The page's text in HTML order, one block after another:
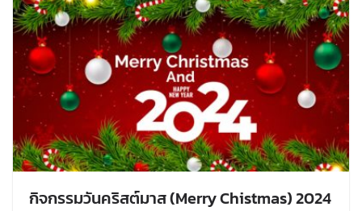
กิจกรรมวันคริสต์มาส (Merry Chistmas) 2024